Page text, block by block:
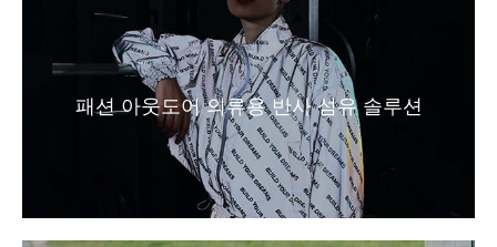
패션 아웃도어 의류용 반사 섬유 솔루션